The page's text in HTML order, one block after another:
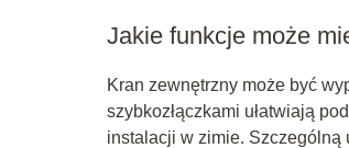
Jakie funkcje może
Kran zewnętrzny może być
szybkozłączkami ułatwiają
instalacji w zimie. Szczególną